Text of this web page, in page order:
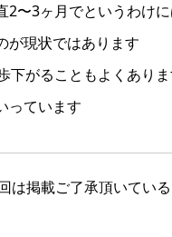
2〜3ヶ月でというわけ
が現状ではあります
下がることもよくあり
っています
は掲載ご了承頂いてい